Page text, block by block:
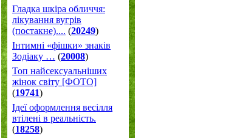
Гладка шкіра обличчя:
лікування вугрів
(постакне).... (20249)
Інтимні «фішки» знаків
Зодіаку … (20008)
Топ найсексуальніших
жінок світу [ФОТО]
(19741)
Ідеї оформлення весілля
втілені в реальність.
(18258)